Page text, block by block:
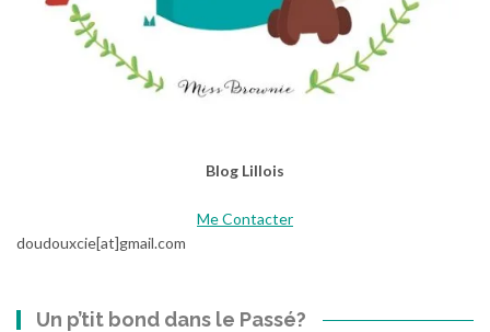
Blog Lillois
Me Contacter
doudouxcie[at]gmail.com
Un p’tit bond dans le Passé?